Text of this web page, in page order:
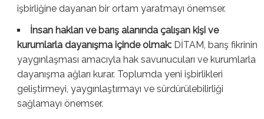
işbirliğine dayanan bir ortam yaratmayı önemser.
İnsan hakları ve barış alanında çalışan kişi ve
kurumlarla dayanışma içinde olmak: DİTAM, barış fikrinin
yaygınlaşması amacıyla hak savunucuları ve kurumlarla
dayanışma ağları kurar. Toplumda yeni işbirlikleri
geliştirmeyi, yaygınlaştırmayı ve sürdürülebilirliği
sağlamayı önemser.